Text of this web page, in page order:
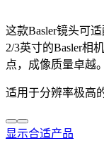
这款Basler镜头可
2/3英寸的Basler相
点，成像质量卓越。
适用于分辨率极高
显示合适产品